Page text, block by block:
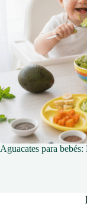
Aguacates para